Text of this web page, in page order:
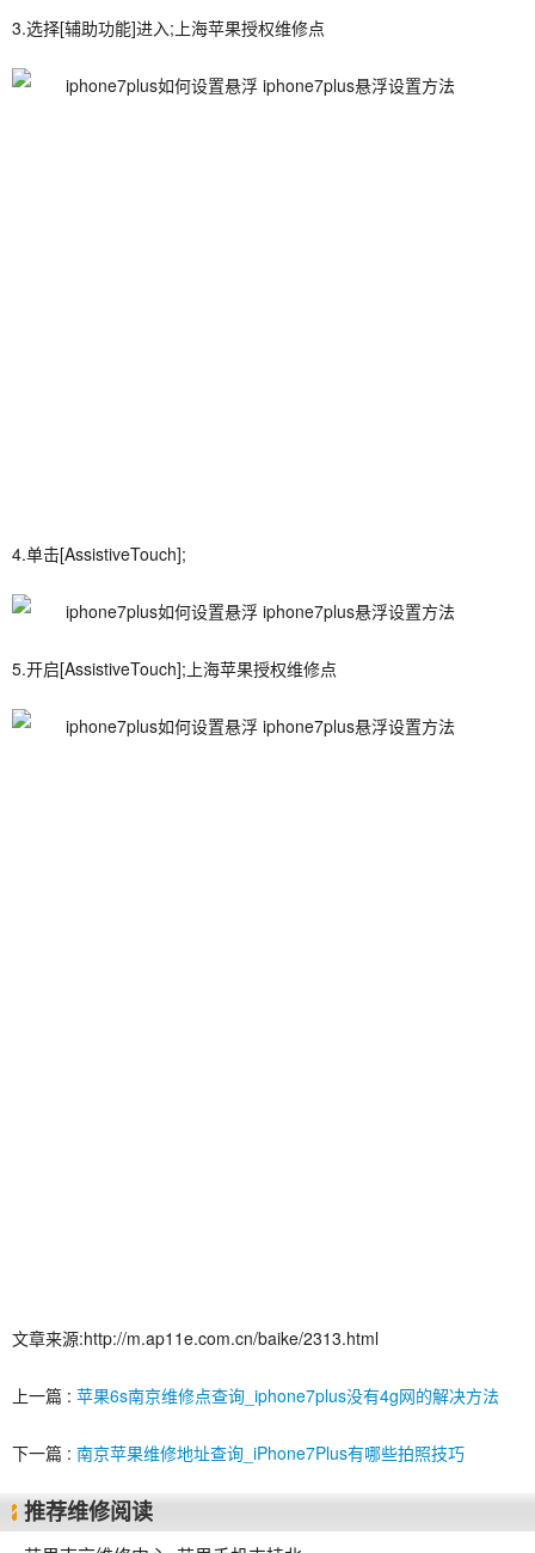
3.选择[辅助功能]进入;上海苹果授权维修点
4.单击[AssistiveTouch];
5.开启[AssistiveTouch];上海苹果授权维修点
文章来源:http://m.ap11e.com.cn/baike/2313.html
上一篇 : 苹果6s南京维修点查询_iphone7plus没有4g网的解决方法
下一篇 : 南京苹果维修地址查询_iPhone7Plus有哪些拍照技巧
推荐维修阅读